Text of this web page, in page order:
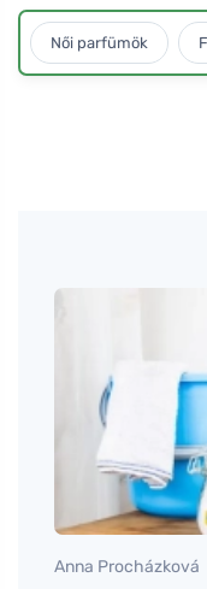
Női parfümök
Anna Procházková